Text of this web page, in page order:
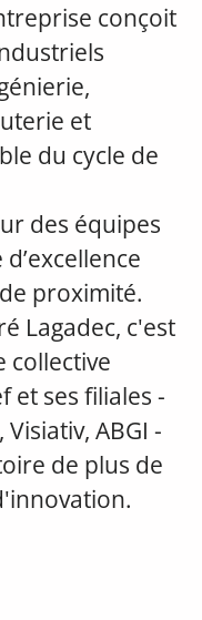
conçoit
et
du cycle de
des équipes
proximité.
Lagadec, c'est
collective
et ses filiales -
ABGI -
de plus de